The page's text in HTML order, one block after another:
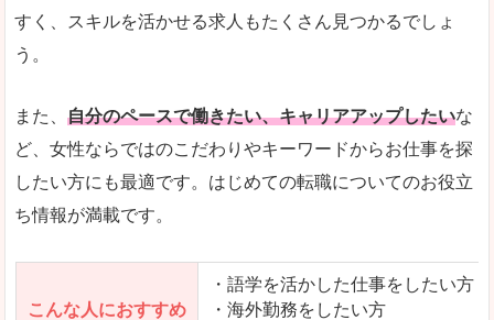
人気度 「エン転職」全体として、会員数がとても多い印
多少検索しづらいのですが、掲載情報はパッと目
「エン転職ウーマン」で「三方上中郡若狭町」
求人を含んだページを見てみる
すく、スキルを活かせる求人もたくさん見つかるでしょ
う。
また、 自分のペースで働きたい、キャリアアップしたいな
ど、女性ならではのこだわりやキーワードからお仕事を探
したい方にも最適です。はじめての転職についてのお役立
ち情報が満載です。
こんな人におすすめ
・語学を活かした仕事をしたい方
・海外勤務をしたい方